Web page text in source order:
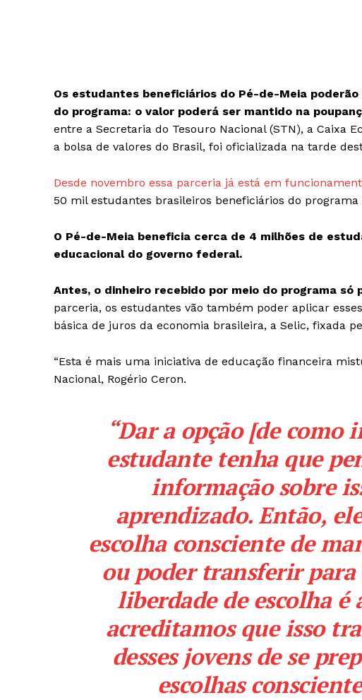
Os estudantes beneficiários do Pé-de-Meia
do programa: o valor poderá ser mantido na
entre a Secretaria do Tesouro Nacional (STN), a Caixa
a bolsa de valores do Brasil, foi oficializada na tarde
Desde novembro essa parceria já está em
50 mil estudantes brasileiros beneficiários do
O Pé-de-Meia beneficia cerca de 4 milhões de
educacional do governo federal.
Antes, o dinheiro recebido por meio do programa só
parceria, os estudantes vão também poder aplicar
básica de juros da economia brasileira, a Selic, fixada
“Esta é mais uma iniciativa de educação financeira
Nacional, Rogério Ceron.
“Dar a opção [de
estudante tenha que
informação sobre
aprendizado. Então,
escolha consciente de
ou poder transferir para
liberdade de escolha
acreditamos que isso
desses jovens de se
escolhas